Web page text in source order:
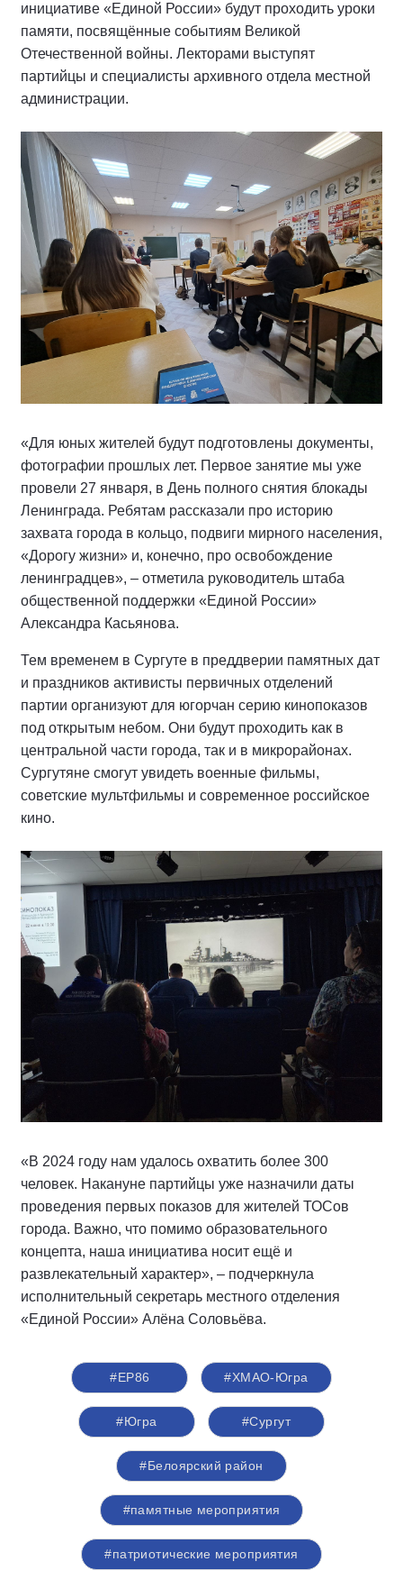
инициативе «Единой России» будут проходить уроки
памяти, посвящённые событиям Великой
Отечественной войны. Лекторами выступят
партийцы и специалисты архивного отдела местной
администрации.
«Для юных жителей будут подготовлены документы,
фотографии прошлых лет. Первое занятие мы уже
провели 27 января, в День полного снятия блокады
Ленинграда. Ребятам рассказали про историю
захвата города в кольцо, подвиги мирного населения,
«Дорогу жизни» и, конечно, про освобождение
ленинградцев», – отметила руководитель штаба
общественной поддержки «Единой России»
Александра Касьянова.
Тем временем в Сургуте в преддверии памятных дат
и праздников активисты первичных отделений
партии организуют для югорчан серию кинопоказов
под открытым небом. Они будут проходить как в
центральной части города, так и в микрорайонах.
Сургутяне смогут увидеть военные фильмы,
советские мультфильмы и современное российское
кино.
«В 2024 году нам удалось охватить более 300
человек. Накануне партийцы уже назначили даты
проведения первых показов для жителей ТОСов
города. Важно, что помимо образовательного
концепта, наша инициатива носит ещё и
развлекательный характер», – подчеркнула
исполнительный секретарь местного отделения
«Единой России» Алёна Соловьёва.
#ЕР86 #ХМАО-Югра
#Югра #Сургут
#Белоярский район
#памятные мероприятия
#патриотические мероприятия